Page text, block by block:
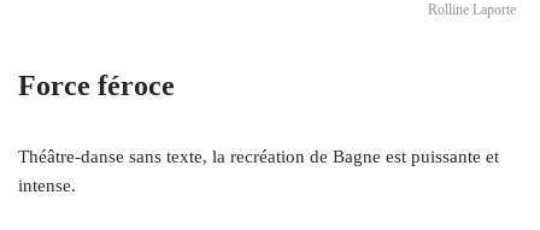
Rolline Laporte
Force féroce
Théâtre-danse sans texte, la recréation de Bagne est puissante et
intense.